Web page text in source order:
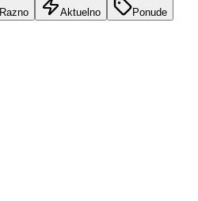
Razno Aktuelno Ponude